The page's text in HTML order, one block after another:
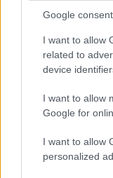
Google
I want to allow
related to
device
I want to allow
Google for
I want to allow
personalized
reagálhatott volna. Az
elvesztettek még, de
veszteségektől, és
Brit partraszállás